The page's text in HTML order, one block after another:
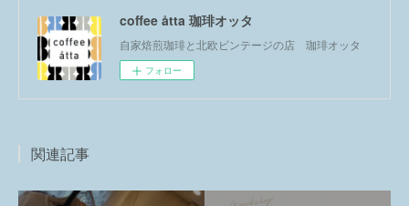
coffee åtta 珈琲オッタ
自家焙煎珈琲と北欧ビンテージの店 珈琲オッタ
フォロー
関連記事